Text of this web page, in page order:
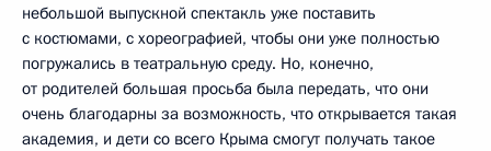
небольшой выпускной спектакль уже поставить
с костюмами, с хореографией, чтобы они уже полностью
погружались в театральную среду. Но, конечно,
от родителей большая просьба была передать, что они
очень благодарны за возможность, что открывается такая
академия, и дети со всего Крыма смогут получать такое